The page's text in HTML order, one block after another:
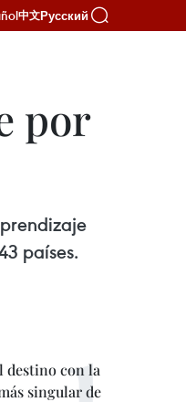
中文Русский
por
países.
destino con la
singular de